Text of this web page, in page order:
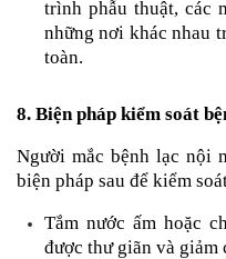
trình phẫu thuật, các
những nơi khác nhau
toàn.
8. Biện pháp kiểm soát
Người mắc bệnh lạc nội
biện pháp sau để kiểm
Tắm nước ấm hoặc
được thư giãn và giảm